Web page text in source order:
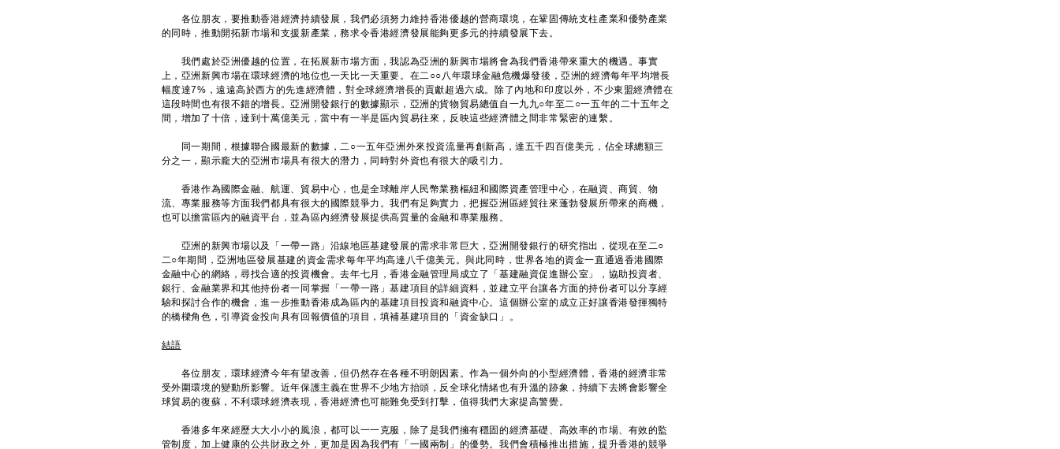
各位朋友，要推動香港經濟持續發展，我們必須努力維持香港優越的營商環境，在鞏固傳統支柱產業和優勢產業
的同時，推動開拓新市場和支援新產業，務求令香港經濟發展能夠更多元的持續發展下去。
我們處於亞洲優越的位置，在拓展新市場方面，我認為亞洲的新興市場將會為我們香港帶來重大的機遇。事實
上，亞洲新興市場在環球經濟的地位也一天比一天重要。在二○○八年環球金融危機爆發後，亞洲的經濟每年平均增長
幅度達7%，遠遠高於西方的先進經濟體，對全球經濟增長的貢獻超過六成。除了內地和印度以外，不少東盟經濟體在
這段時間也有很不錯的增長。亞洲開發銀行的數據顯示，亞洲的貨物貿易總值自一九九○年至二○一五年的二十五年之
間，增加了十倍，達到十萬億美元，當中有一半是區內貿易往來，反映這些經濟體之間非常緊密的連繫。
同一期間，根據聯合國最新的數據，二○一五年亞洲外來投資流量再創新高，達五千四百億美元，佔全球總額三
分之一，顯示龐大的亞洲市場具有很大的潛力，同時對外資也有很大的吸引力。
香港作為國際金融、航運、貿易中心，也是全球離岸人民幣業務樞紐和國際資產管理中心，在融資、商貿、物
流、專業服務等方面我們都具有很大的國際競爭力。我們有足夠實力，把握亞洲區經貿往來蓬勃發展所帶來的商機，
也可以擔當區內的融資平台，並為區內經濟發展提供高質量的金融和專業服務。
亞洲的新興市場以及「一帶一路」沿線地區基建發展的需求非常巨大，亞洲開發銀行的研究指出，從現在至二○
二○年期間，亞洲地區發展基建的資金需求每年平均高達八千億美元。與此同時，世界各地的資金一直通過香港國際
金融中心的網絡，尋找合適的投資機會。去年七月，香港金融管理局成立了「基建融資促進辦公室」，協助投資者、
銀行、金融業界和其他持份者一同掌握「一帶一路」基建項目的詳細資料，並建立平台讓各方面的持份者可以分享經
驗和探討合作的機會，進一步推動香港成為區內的基建項目投資和融資中心。這個辦公室的成立正好讓香港發揮獨特
的橋樑角色，引導資金投向具有回報價值的項目，填補基建項目的「資金缺口」。
結語
各位朋友，環球經濟今年有望改善，但仍然存在各種不明朗因素。作為一個外向的小型經濟體，香港的經濟非常
受外圍環境的變動所影響。近年保護主義在世界不少地方抬頭，反全球化情緒也有升溫的跡象，持續下去將會影響全
球貿易的復蘇，不利環球經濟表現，香港經濟也可能難免受到打擊，值得我們大家提高警覺。
香港多年來經歷大大小小的風浪，都可以一一克服，除了是我們擁有穩固的經濟基礎、高效率的市場、有效的監
管制度，加上健康的公共財政之外，更加是因為我們有「一國兩制」的優勢。我們會積極推出措施，提升香港的競爭